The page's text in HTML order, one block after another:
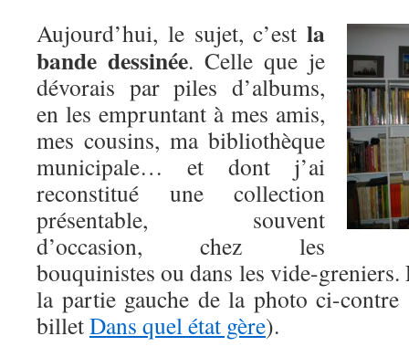
Aujourd’hui, le sujet, c’est la
bande dessinée. Celle que je
dévorais par piles d’albums,
en les empruntant à mes amis,
mes cousins, ma bibliothèque
municipale… et dont j’ai
reconstitué une collection
présentable, souvent
d’occasion, chez les
bouquinistes ou dans les vide-
la partie gauche de la photo ci-
billetDans quel état gère).